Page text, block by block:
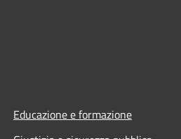
Educazione e formazione